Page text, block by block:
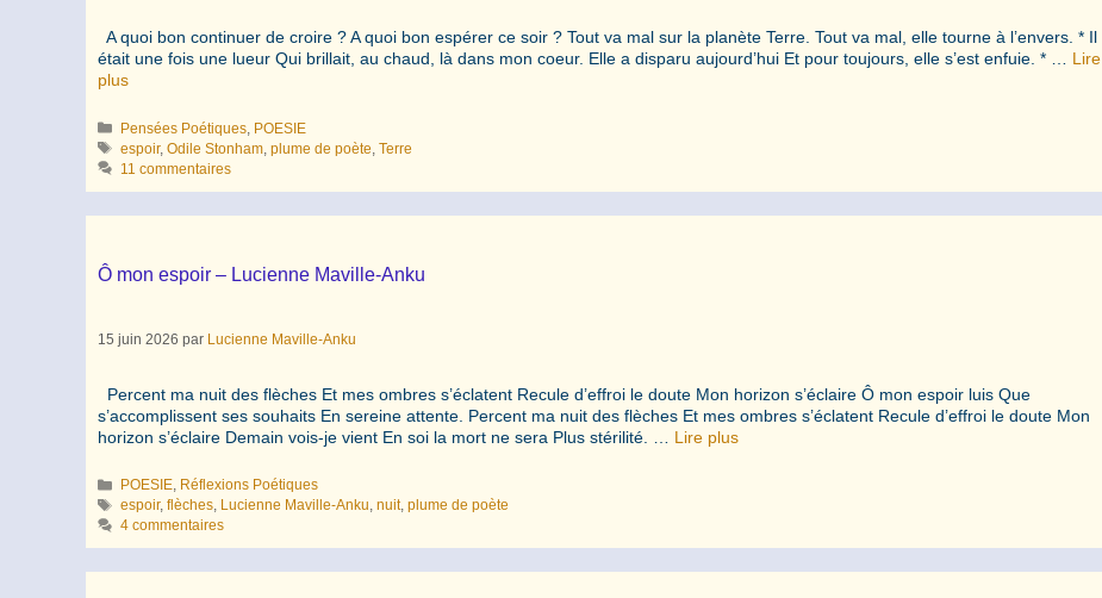
A quoi bon continuer de croire ? A quoi bon espérer ce soir ? Tout va mal sur la planète Terre. Tout va mal, elle tourne à l’envers. * Il
était une fois une lueur Qui brillait, au chaud, là dans mon coeur. Elle a disparu aujourd’hui Et pour toujours, elle s’est enfuie. * … Lire
plus
Catégories
Pensées Poétiques POESIE
Étiquettes
espoir,Odile Stonham ,plume de poète ,Terre
11 commentaires
Ô mon espoir – Lucienne Maville-Anku
15 juin 2026 par Lucienne Maville-Anku
Percent ma nuit des flèches Et mes ombres s’éclatent Recule d’effroi le doute Mon horizon s’éclaire Ô mon espoir luis Que
s’accomplissent ses souhaits En sereine attente. Percent ma nuit des flèches Et mes ombres s’éclatent Recule d’effroi le doute Mon
horizon s’éclaire Demain vois-je vient En soi la mort ne sera Plus stérilité. … Lire plus
Catégories
POESIE, Réflexions Poétiques
Étiquettes
espoir,flèches, Lucienne Maville-Anku,nuit,plume de poète
4 commentaires